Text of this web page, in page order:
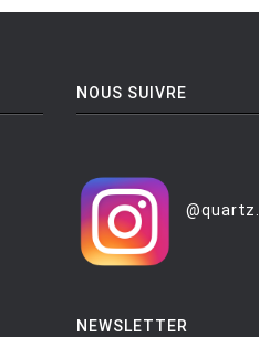
NOUS SUIVRE
NEWSLETTER